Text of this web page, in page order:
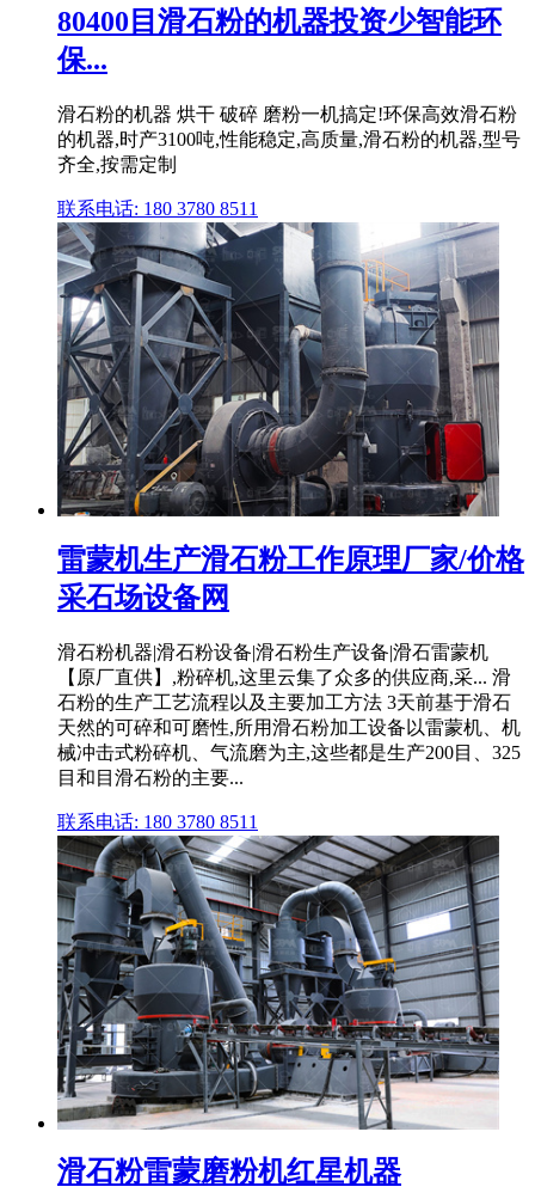
80400目滑石粉的机器投资少智能环
保...
滑石粉的机器 烘干 破碎 磨粉一机搞定!环保高效滑石粉
的机器,时产3100吨,性能稳定,高质量,滑石粉的机器,型号
齐全,按需定制
联系电话: 180 3780 8511
雷蒙机生产滑石粉工作原理厂家/价格
采石场设备网
滑石粉机器|滑石粉设备|滑石粉生产设备|滑石雷蒙机
【原厂直供】,粉碎机,这里云集了众多的供应商,采... 滑
石粉的生产工艺流程以及主要加工方法 3天前基于滑石
天然的可碎和可磨性,所用滑石粉加工设备以雷蒙机、机
械冲击式粉碎机、气流磨为主,这些都是生产200目、325
目和目滑石粉的主要...
联系电话: 180 3780 8511
滑石粉雷蒙磨粉机红星机器